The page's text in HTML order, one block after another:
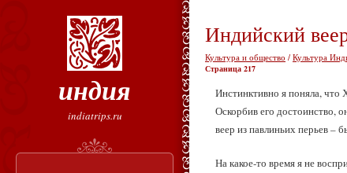
индия
indiatrips.ru
Индийский
Культура и общество / Культура
Страница 217
Инстинктивно я поняла, что
Оскорбив его достоинство,
веер из павлиньих перьев –
На какое‑то время я не